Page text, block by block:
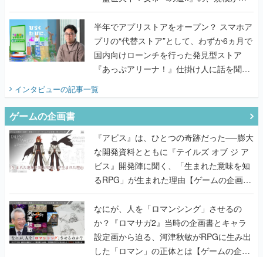
うこだわりをプロデューサーに聞いた
半年でアプリストアをオープン？ スマホア
プリの“代替ストア”として、わずか6ヵ月で
国内向けローンチを行った発見型ストア
『あっぷアリーナ！』仕掛け人に話を聞い
インタビューの記事一覧
ゲームの企画書
『アビス』は、ひとつの奇跡だった──膨大
な開発資料とともに『テイルズ オブ ジ ア
ビス』開発陣に聞く、「生まれた意味を知
るRPG」が生まれた理由【ゲームの企画
書】
なにが、人を「ロマンシング」させるの
か？『ロマサガ2』当時の企画書とキャラ
設定画から迫る、河津秋敏がRPGに生み出
した「ロマン」の正体とは【ゲームの企画